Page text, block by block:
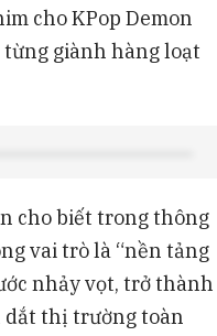
cho KPop Demon
giành hàng loạt
cho biết trong thông
vai trò là “nền tảng
nhảy vọt, trở thành
dắt thị trường toàn